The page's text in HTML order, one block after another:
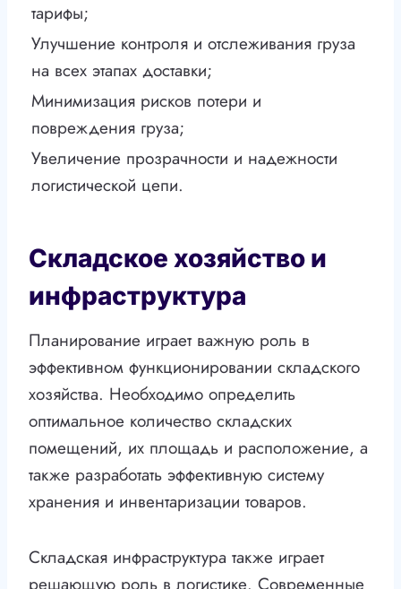
тарифы;
Улучшение контроля и отслеживания груза
на всех этапах доставки;
Минимизация рисков потери и
повреждения груза;
Увеличение прозрачности и надежности
логистической цепи.
Складское хозяйство и
инфраструктура
Планирование играет важную роль в
эффективном функционировании складского
хозяйства. Необходимо определить
оптимальное количество складских
помещений, их площадь и расположение, а
также разработать эффективную систему
хранения и инвентаризации товаров.
Складская инфраструктура также играет